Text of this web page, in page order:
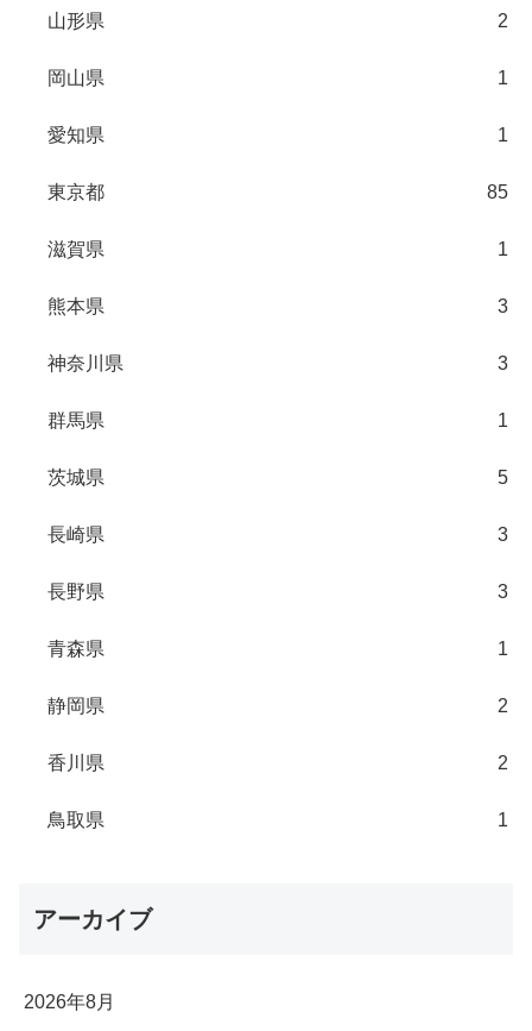
山形県 2
岡山県 1
愛知県 1
東京都 85
滋賀県 1
熊本県 3
神奈川県 3
群馬県 1
茨城県 5
長崎県 3
長野県 3
青森県 1
静岡県 2
香川県 2
鳥取県 1
アーカイブ
2026年8月